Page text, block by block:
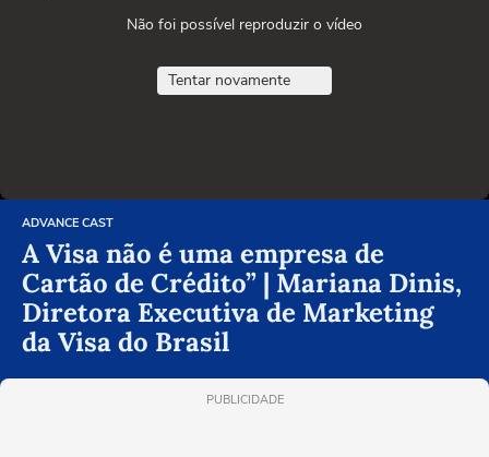
Não foi possível reproduzir o vídeo
Tentar novamente
ADVANCE CAST
A Visa não é uma empresa de
Cartão de Crédito” | Mariana Dinis,
Diretora Executiva de Marketing
da Visa do Brasil
PUBLICIDADE